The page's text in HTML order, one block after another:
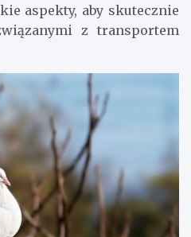
aspekty, aby skutecznie
z transportem